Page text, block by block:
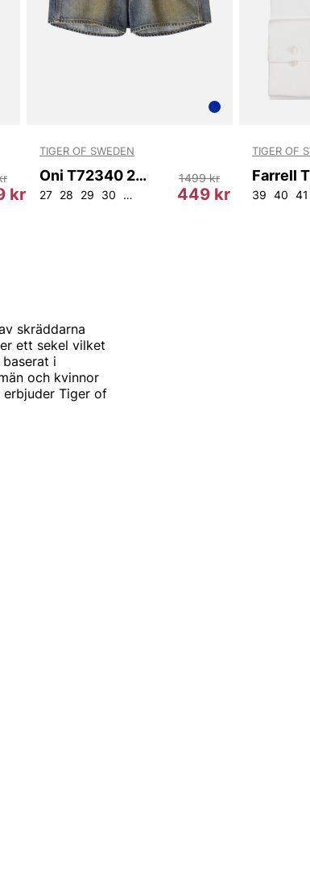
kr
TIGER OF SWEDEN
Oni T72340 21F
27 28 29 30 33 449 kr
1499 kr
TIGER OF
39 40 41
skräddarna
ett sekel vilket
i
och kvinnor
erbjuder Tiger of
med de
Idag kan du
De
rockar för
eller kavajer,
och
är tidlös som du
eller festlig
bära även till
och upplev
sida finns ett
regular och
ge dig de
i
ett par jeans